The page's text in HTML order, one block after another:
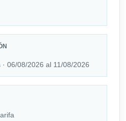
06/08/2026 al 11/08/2026